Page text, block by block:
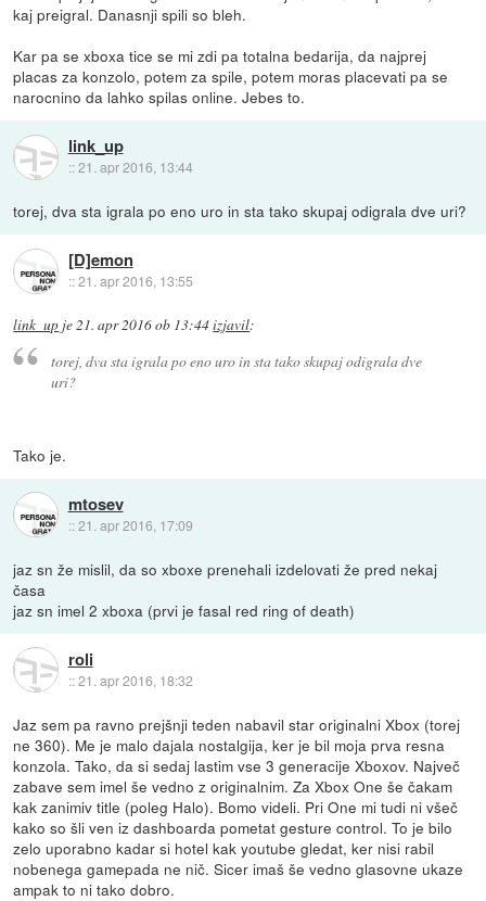
kaj preigral. Danasnji spili so bleh.
Kar pa se xboxa tice se mi zdi pa totalna bedarija, da najprej
placas za konzolo, potem za spile, potem moras placevati pa se
narocnino da lahko spilas online. Jebes to.
link_up
::21. apr 2016, 13:44
torej, dva sta igrala po eno uro in sta tako skupaj odigrala dve uri?
[D]emon
::21. apr 2016, 13:55
link_up je21. apr 2016 ob 13:44izjavil:
torej, dva sta igrala po eno uro in sta tako skupaj odigrala dve
uri?
Tako je.
mtosev
::21. apr 2016, 17:09
jaz sn že mislil, da so xboxe prenehali izdelovati že pred nekaj
časa
jaz sn imel 2 xboxa (prvi je fasal red ring of death)
roli
::21. apr 2016, 18:32
Jaz sem pa ravno prejšnji teden nabavil star originalni Xbox (torej
ne 360). Me je malo dajala nostalgija, ker je bil moja prva resna
konzola. Tako, da si sedaj lastim vse 3 generacije Xboxov. Največ
zabave sem imel še vedno z originalnim. Za Xbox One še čakam
kak zanimiv title (poleg Halo). Bomo videli. Pri One mi tudi ni všeč
kako so šli ven iz dashboarda pometat gesture control. To je bilo
zelo uporabno kadar si hotel kak youtube gledat, ker nisi rabil
nobenega gamepada ne nič. Sicer imaš še vedno glasovne ukaze
ampak to ni tako dobro.